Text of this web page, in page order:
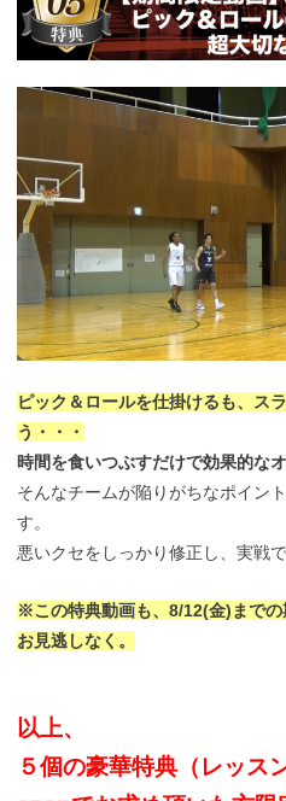
ピック＆ロールを仕掛けるも、ス
う・・・
時間を食いつぶすだけで効果的な
そんなチームが陥りがちなポイン
す。
悪いクセをしっかり修正し、実戦
※この特典動画も、8/12(金)までの
お見逃しなく。
以上、
５個の豪華特典（レッス